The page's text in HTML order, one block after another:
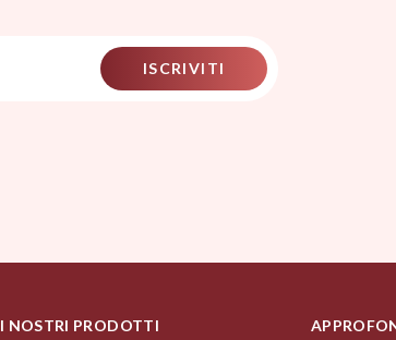
ISCRIVITI
I NOSTRI PRODOTTI